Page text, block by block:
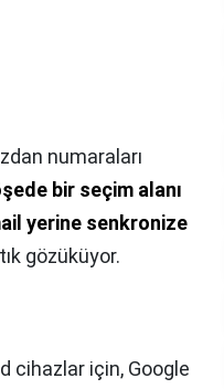
numaraları
bir seçim alanı
yerine senkronize
gözüküyor.
cihazlar için, Google